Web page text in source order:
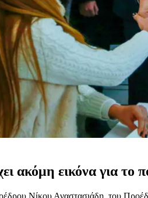
ακόμη εικόνα για το
Νίκου Αναστασιάδη, του